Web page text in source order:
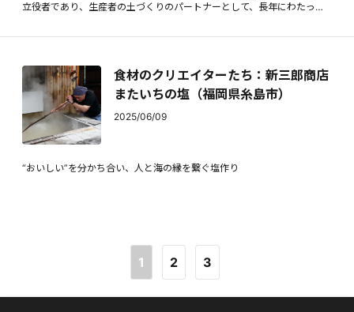
立役者であり、生産者の土づくりのパートナーとして、長年にわたって
社。2019年に伊藤英拓さんが２代目代表取締役に就任すると、農業のみ
動の幅を広げるようになります。アグリシステムという会社はどんなこ
とを考え、どこへ向かおうとしているのか。伊藤社長が自らの言葉で綴
る不定期連載。
食材のクリエイターたち：新三郎商店
またいちの塩（福岡県糸島市）
2025/06/09
“おいしい”を分かち合い、人と海の縁を繋ぐ塩作り
1 2 3